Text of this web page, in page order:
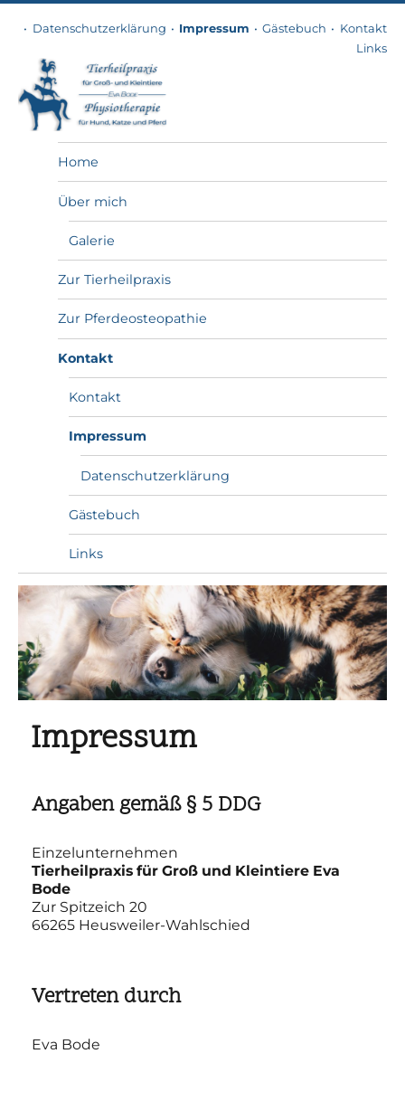
Kontakt
Gästebuch
Impressum
Datenschutzerklärung
Links
Tierheilpraxis
Home
Über mich
Galerie
Zur Tierheilpraxis
Zur Pferdeosteopathie
Kontakt
Kontakt
Impressum
Datenschutzerklärung
Gästebuch
Links
Impressum
Angaben gemäß § 5 DDG
Einzelunternehmen
Tierheilpraxis für Groß und Kleintiere Eva
Bode
Zur Spitzeich 20
66265 Heusweiler-Wahlschied
Vertreten durch
Eva Bode